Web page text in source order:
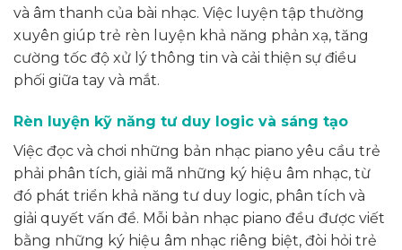
và âm thanh của bài nhạc. Việc luyện tập thường
xuyên giúp trẻ rèn luyện khả năng phản xạ, tăng
cường tốc độ xử lý thông tin và cải thiện sự điều
phối giữa tay và mắt.
Rèn luyện kỹ năng tư duy logic và sáng tạo
Việc đọc và chơi những bản nhạc piano yêu cầu trẻ
phải phân tích, giải mã những ký hiệu âm nhạc, từ
đó phát triển khả năng tư duy logic, phân tích và
giải quyết vấn đề. Mỗi bản nhạc piano đều được viết
bằng những ký hiệu âm nhạc riêng biệt, đòi hỏi trẻ